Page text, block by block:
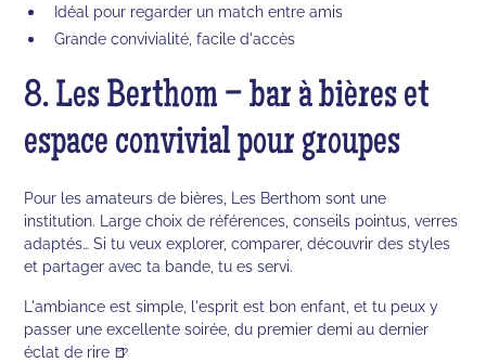
Idéal pour regarder un match entre amis
Grande convivialité, facile d'accès
8. Les Berthom – bar à bières et
espace convivial pour groupes
Pour les amateurs de bières, Les Berthom sont une
institution. Large choix de références, conseils pointus, verres
adaptés… Si tu veux explorer, comparer, découvrir des styles
et partager avec ta bande, tu es servi.
L'ambiance est simple, l'esprit est bon enfant, et tu peux y
passer une excellente soirée, du premier demi au dernier
éclat de rire 🍺